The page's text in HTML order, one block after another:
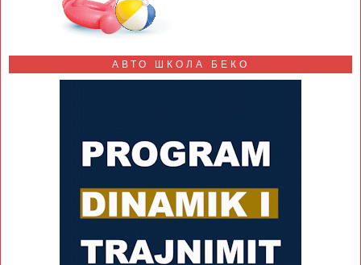
АВТО ШКОЛА БЕКО